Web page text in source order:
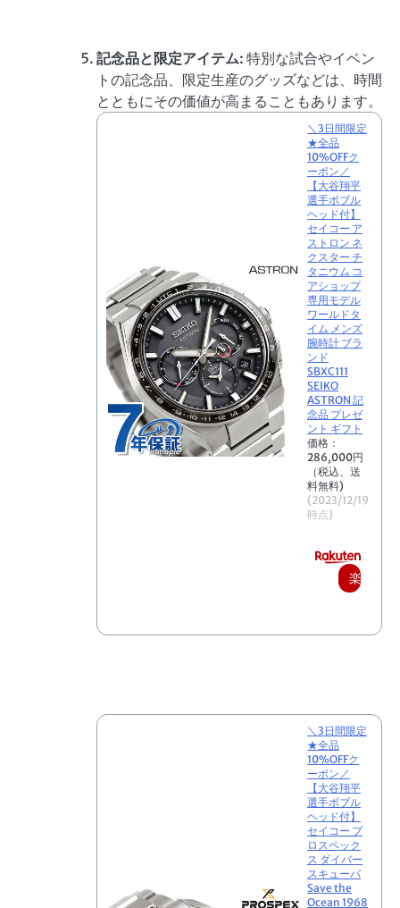
記念品と限定アイテム: 特別な試合やイベン
トの記念品、限定生産のグッズなどは、時間
とともにその価値が高まることもあります。
＼3日間限定
★全品
10%OFFク
ーポン／
【大谷翔平
選手ボブル
ヘッド付】
セイコー ア
ストロン ネ
クスター チ
タニウム コ
アショップ
専用モデル
ワールドタ
イム メンズ
腕時計 ブラ
ンド
SBXC111
SEIKO
ASTRON 記
念品 プレゼ
ント ギフト
価格：
286,000円
（税込、送
料無料)
(2023/12/19
時点)
楽
で
＼3日間限定
★全品
10%OFFク
ーポン／
【大谷翔平
選手ボブル
ヘッド付】
セイコー プ
ロスペック
ス ダイバー
スキューバ
Save the
Ocean 1968